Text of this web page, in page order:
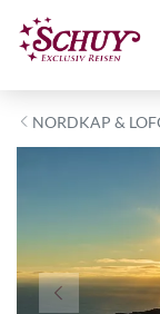
NORDKAP &